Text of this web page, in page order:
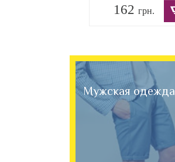
162 грн.
Мужская одежда